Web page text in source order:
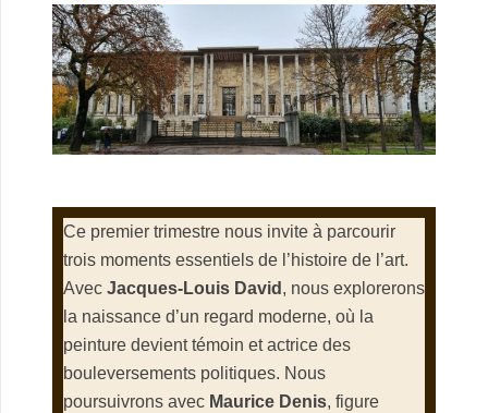
Ce premier trimestre nous invite à parcourir
trois moments essentiels de l’histoire de l’art.
Avec Jacques‑Louis David , nous explorerons
la naissance d’un regard moderne, où la
peinture devient témoin et actrice des
bouleversements politiques. Nous
poursuivrons avec Maurice Denis, figure